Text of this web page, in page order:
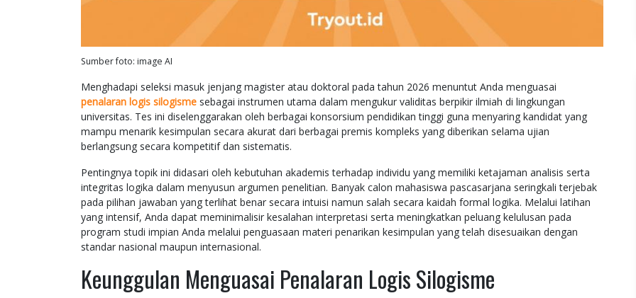
Sumber foto: image AI
Menghadapi seleksi masuk jenjang magister atau doktoral pada tahun 2026 menuntut Anda menguasai
penalaran logis silogisme sebagai instrumen utama dalam mengukur validitas berpikir ilmiah di lingkungan
universitas. Tes ini diselenggarakan oleh berbagai konsorsium pendidikan tinggi guna menyaring kandidat yang
mampu menarik kesimpulan secara akurat dari berbagai premis kompleks yang diberikan selama ujian
berlangsung secara kompetitif dan sistematis.
Pentingnya topik ini didasari oleh kebutuhan akademis terhadap individu yang memiliki ketajaman analisis serta
integritas logika dalam menyusun argumen penelitian. Banyak calon mahasiswa pascasarjana seringkali terjebak
pada pilihan jawaban yang terlihat benar secara intuisi namun salah secara kaidah formal logika. Melalui latihan
yang intensif, Anda dapat meminimalisir kesalahan interpretasi serta meningkatkan peluang kelulusan pada
program studi impian Anda melalui penguasaan materi penarikan kesimpulan yang telah disesuaikan dengan
standar nasional maupun internasional.
Keunggulan Menguasai Penalaran Logis Silogisme